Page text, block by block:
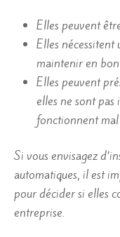
Elles peuvent
Elles
maintenir en
Elles peuvent
elles ne sont pas
fonctionnent mal
Si vous envisagez
automatiques, il est
pour décider si elles
entreprise.